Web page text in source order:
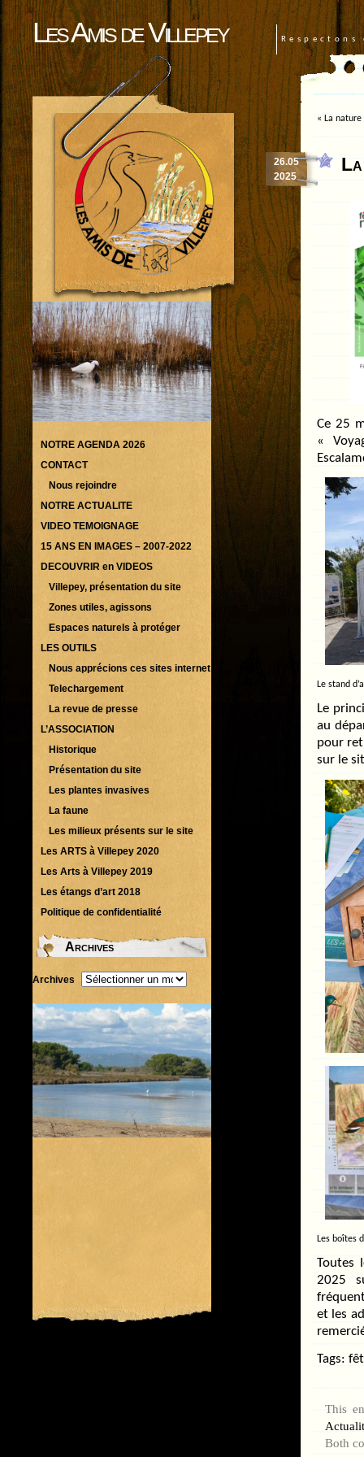
Les Amis de Villepey
« La nature
26.05
2025
Ce 25
«
Le stand
Le
au
pour
sur le
Les boîtes
Toutes
2025
et les
Tags:
This
Both
NOTRE AGENDA 2026
CONTACT
Nous rejoindre
NOTRE ACTUALITE
VIDEO TEMOIGNAGE
15 ANS EN IMAGES – 2007-2022
DECOUVRIR en VIDEOS
Villepey, présentation du site
Zones utiles, agissons
Espaces naturels à protéger
LES OUTILS
Nous apprécions ces sites internet
Telechargement
La revue de presse
L’ASSOCIATION
Historique
Présentation du site
Les plantes invasives
La faune
Les milieux présents sur le site
Les ARTS à Villepey 2020
Les Arts à Villepey 2019
Les étangs d’art 2018
Politique de confidentialité
Archives
Archives